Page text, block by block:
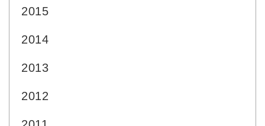
2015
2014
2013
2012